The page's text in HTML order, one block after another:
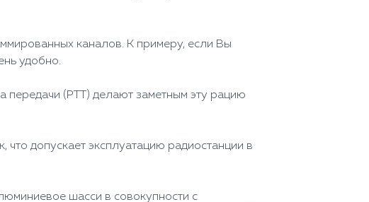
каналов. К примеру, если Вы
удобно.
передачи (РТТ) делают заметным эту рацию
допускает эксплуатацию радиостанции в
шасси в совокупности с